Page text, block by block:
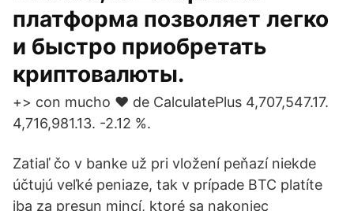
платформа позволяет легко
и быстро приобретать
криптовалюты.
+> con mucho ♥ de CalculatePlus 4,707,547.17.
4,716,981.13. -2.12 %.
Zatiaľ čo v banke už pri vložení peňazí niekde
účtujú veľké peniaze, tak v prípade BTC platíte
iba za presun mincí, ktoré sa nakoniec